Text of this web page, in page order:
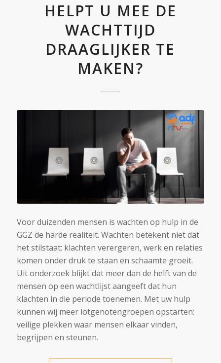
HELPT U MEE DE
WACHTTIJD
DRAAGLIJKER TE
MAKEN?
Voor duizenden mensen is wachten op hulp in de
GGZ de harde realiteit. Wachten betekent niet dat
het stilstaat; klachten verergeren, werk en relaties
komen onder druk te staan en schaamte groeit.
Uit onderzoek blijkt dat meer dan de helft van de
mensen op een wachtlijst aangeeft dat hun
klachten in die periode toenemen. Met uw hulp
kunnen wij meer lotgenotengroepen opstarten:
veilige plekken waar mensen elkaar vinden,
begrijpen en steunen.